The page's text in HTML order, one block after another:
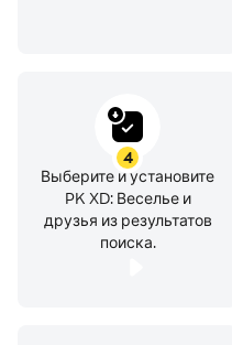
4
Выберите и установите
PK XD: Веселье и
друзья из результатов
поиска.